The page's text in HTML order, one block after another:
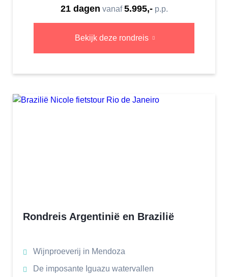
21 dagen vanaf5.995,-p.p.
Bekijk deze rondreis
Rondreis Argentinië en Brazilië
Wijnproeverij in Mendoza
De imposante Iguazu watervallen